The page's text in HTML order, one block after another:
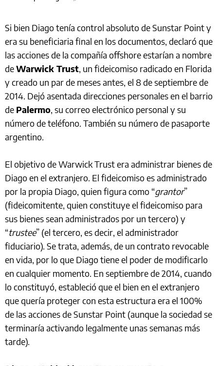
Si bien Diago tenía control absoluto de Sunstar Point y
era su beneficiaria final en los documentos, declaró que
las acciones de la compañía offshore estarían a nombre
deWarwick Trust, un fideicomiso radicado en Florida
y creado un par de meses antes, el 8 de septiembre de
2014. Dejó asentada direcciones personales en el barrio
de Palermo, su correo electrónico personal y su
número de teléfono. También su número de pasaporte
argentino.
El objetivo de Warwick Trust era administrar bienes de
Diago en el extranjero. El fideicomiso es administrado
por la propia Diago, quien figura como “grantor”
(fideicomitente, quien constituye el fideicomiso para
sus bienes sean administrados por un tercero) y
“trustee” (el tercero, es decir, el administrador
fiduciario). Se trata, además, de un contrato revocable
en vida, por lo que Diago tiene el poder de modificarlo
en cualquier momento. En septiembre de 2014, cuando
lo constituyó, estableció que el bien en el extranjero
que quería proteger con esta estructura era el 100%
de las acciones de Sunstar Point (aunque la sociedad se
terminaría activando legalmente unas semanas más
tarde).